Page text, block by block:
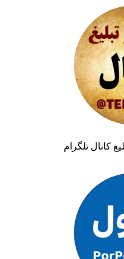
کانال تلگرام